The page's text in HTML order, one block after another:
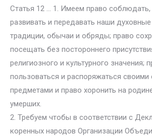
Статья 12 … 1. Имеем право соблюдать,
развивать и передавать наши
традиции, обычаи и обряды; право
посещать без постороннего
религиозного и культурного значения;
пользоваться и распоряжаться
предметами и право хоронить на
умерших.
2. Требуем чтобы в соответствии с
коренных народов Организации